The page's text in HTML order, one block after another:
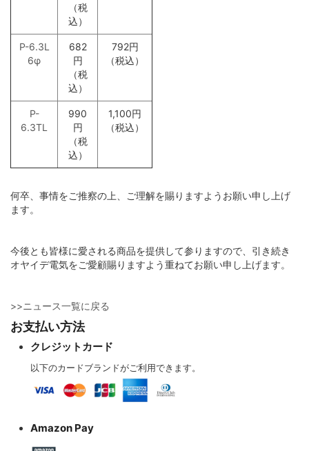
その他特殊電線
産業電線 特価処分品
オーディオ機器配線
ヘッドホン・イヤホンリケーブル
ヘッドホン・イヤホンリケーブル切り売り
スピーカー用プラグ（バナナ/Yラグ/ファストン)
インシュレータースパイク
ノイズキャンセリング電磁波吸収材
（税
込）
P-6.3L
6φ
682
円
（税
込）
792円
（税込）
P-
6.3TL
990
円
（税
込）
1,100円
（税込）
何卒、事情をご推察の上、ご理解を賜りますようお願い申し上げ
ます。
今後とも皆様に愛される商品を提供して参りますので、引き続き
オヤイデ電気をご愛顧賜りますよう重ねてお願い申し上げます。
>>ニュース一覧に戻る
お支払い方法
クレジットカード
以下のカードブランドがご利用できます。
Amazon Pay